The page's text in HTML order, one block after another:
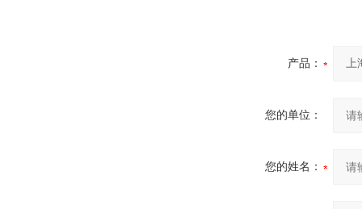
产品：
您的单位：
您的姓名：